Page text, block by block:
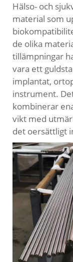
Hälso- och
material som
de olika
tillämpningar
vara ett
implantat,
instrument.
kombinerar
vikt med
det oersättligt